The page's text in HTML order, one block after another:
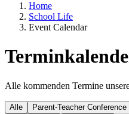
Home
School Life
Event Calendar
Alle kommenden Termine
Alle Parent-Teacher Conference